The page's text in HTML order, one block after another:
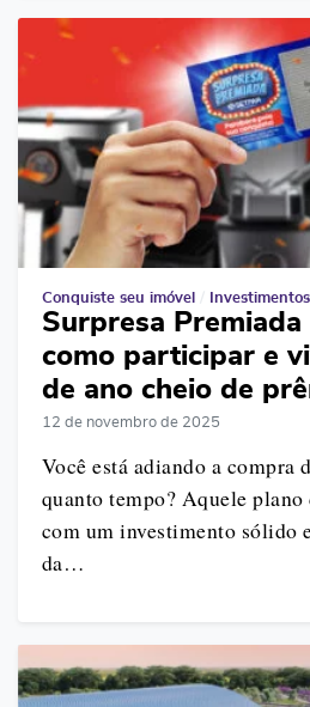
Conquiste seu imóvel Investimentos
Surpresa
como participar e
de ano cheio de
12 de novembro de 2025
Você está adiando a compra
quanto tempo? Aquele plano
com um investimento sólido
da…